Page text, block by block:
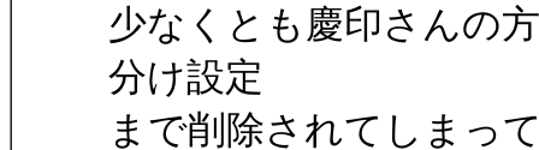
少なくとも慶印さんの
分け設定
まで削除されてしまっ